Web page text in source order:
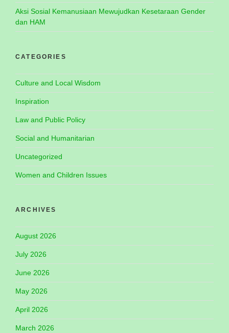
Aksi Sosial Kemanusiaan Mewujudkan Kesetaraan Gender
dan HAM
CATEGORIES
Culture and Local Wisdom
Inspiration
Law and Public Policy
Social and Humanitarian
Uncategorized
Women and Children Issues
ARCHIVES
August 2026
July 2026
June 2026
May 2026
April 2026
March 2026